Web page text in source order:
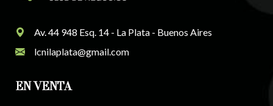
Av. 44 948 Esq. 14 - La Plata - Buenos Aires
lcnilaplata@gmail.com
EN VENTA